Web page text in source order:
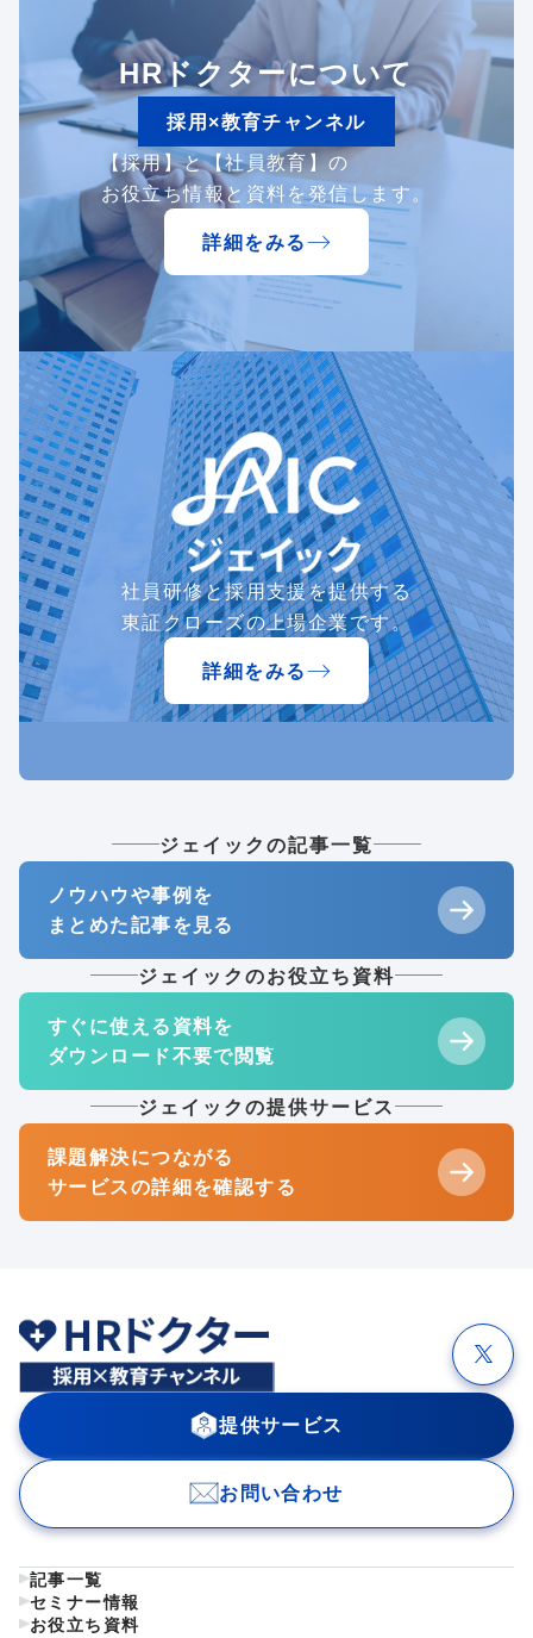
HRドクターについて
採用×教育チャンネル
【採用】と【社員教育】の
お役立ち情報と資料を発信します。
詳細をみる
社員研修と採用支援を提供する
東証クローズの上場企業です。
詳細をみる
ジェイックの記事一覧
ノウハウや事例を
まとめた記事を見る
ジェイックのお役立ち資料
すぐに使える資料を
ダウンロード不要で閲覧
ジェイックの提供サービス
課題解決につながる
サービスの詳細を確認する
提供サービス
お問い合わせ
記事一覧
セミナー情報
お役立ち資料